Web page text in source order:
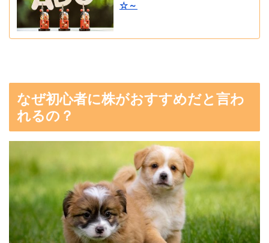
☆～
なぜ初心者に株がおすすめだと言わ
れるの？